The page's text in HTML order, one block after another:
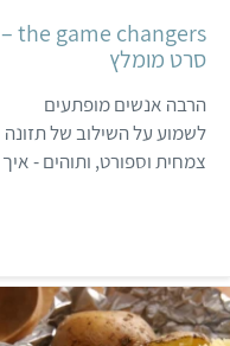
the game changers –
סרט מומלץ
הרבה אנשים מופתעים
לשמוע על השילוב של תזונה
צמחית וספורט, ותוהים - איך
מה שחשבתם על תזונת
ספורט ותזונה בכלל.